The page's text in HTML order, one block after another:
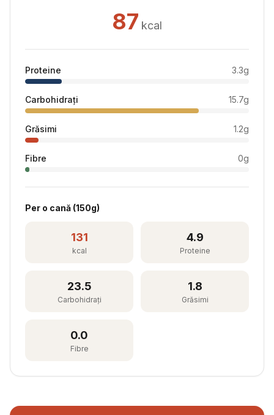
87 kcal
Proteine 3.3g
Carbohidrați 15.7g
Grăsimi 1.2g
Fibre 0g
Per o cană (150g)
131
kcal
4.9
Proteine
23.5
Carbohidrați
1.8
Grăsimi
0.0
Fibre